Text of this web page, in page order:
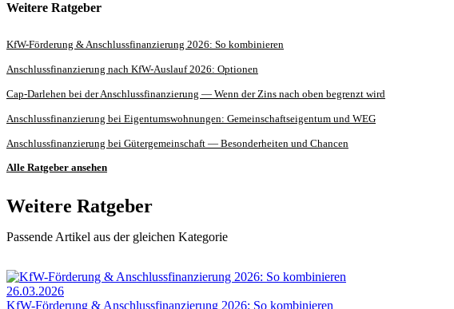
Weitere Ratgeber
KfW-Förderung & Anschlussfinanzierung 2026: So kombinieren
Anschlussfinanzierung nach KfW-Auslauf 2026: Optionen
Cap-Darlehen bei der Anschlussfinanzierung — Wenn der Zins nach oben begrenzt wird
Anschlussfinanzierung bei Eigentumswohnungen: Gemeinschaftseigentum und WEG
Anschlussfinanzierung bei Gütergemeinschaft — Besonderheiten und Chancen
Alle Ratgeber ansehen
Weitere Ratgeber
Passende Artikel aus der gleichen Kategorie
26.03.2026
KfW-Förderung & Anschlussfinanzierung 2026: So kombinieren